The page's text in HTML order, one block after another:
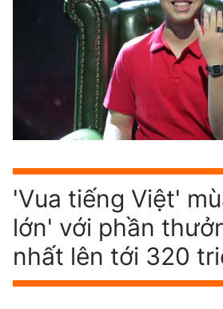
'Vua tiếng Việt'
lớn' với phần
nhất lên tới 320